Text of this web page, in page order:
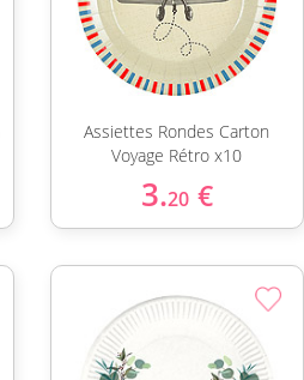
Assiettes Rondes Carton
Voyage Rétro x10
3.20 €